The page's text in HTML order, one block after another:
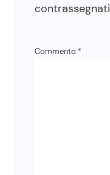
contrassegnati
Commento *